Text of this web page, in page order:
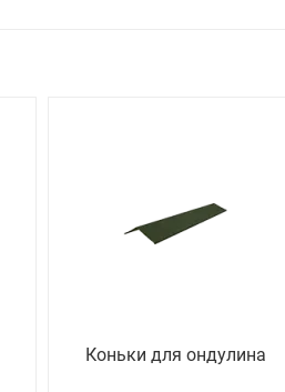
Коньки для ондулина